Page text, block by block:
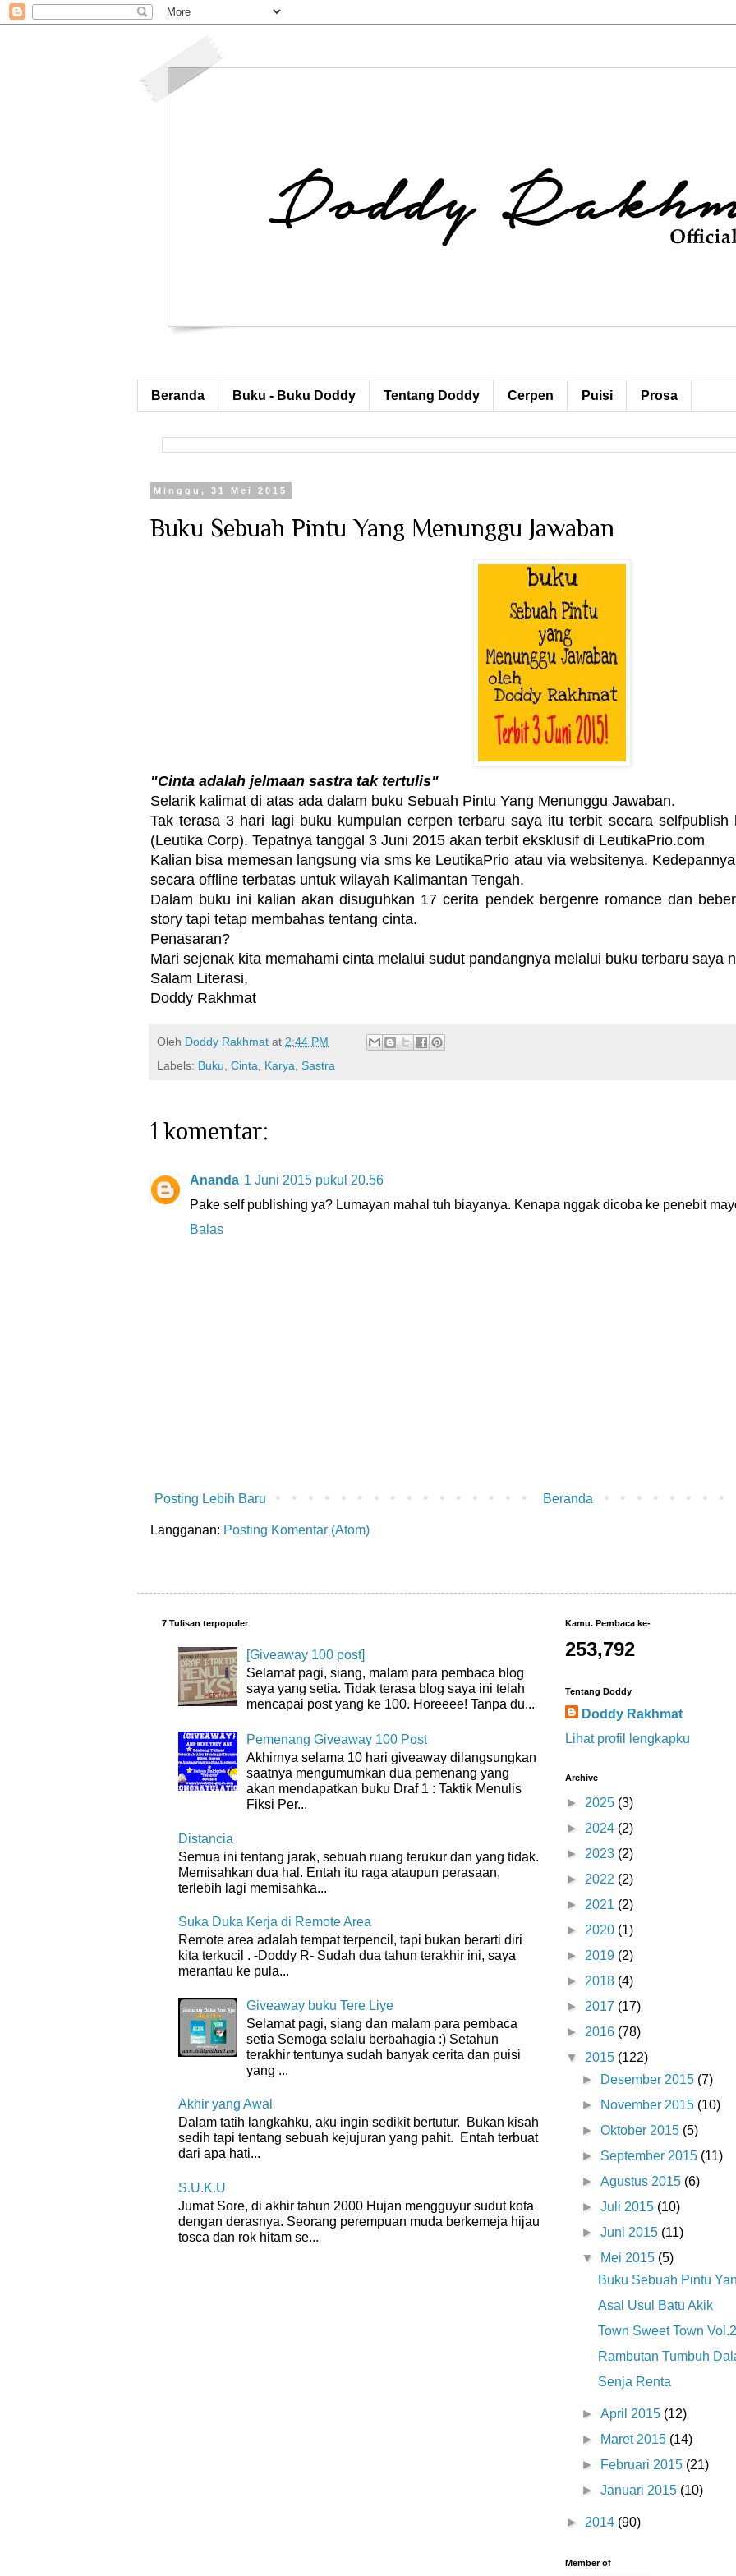
Beranda Buku - Buku Doddy Tentang Doddy Cerpen Puisi Prosa
Minggu, 31 Mei 2015
Buku Sebuah Pintu Yang Menunggu Jawaban
"Cinta adalah jelmaan sastra tak tertulis"
Selarik kalimat di atas ada dalam buku Sebuah Pintu Yang Menunggu Jawaban.
Tak terasa 3 hari lagi buku kumpulan cerpen terbaru saya itu terbit secara selfpublish
(Leutika Corp). Tepatnya tanggal 3 Juni 2015 akan terbit eksklusif di LeutikaPrio.com
Kalian bisa memesan langsung via sms ke LeutikaPrio atau via websitenya.
secara offline terbatas untuk wilayah Kalimantan Tengah.
Dalam buku ini kalian akan disuguhkan 17 cerita pendek bergenre romance dan
story tapi tetap membahas tentang cinta.
Penasaran?
Mari sejenak kita memahami cinta melalui sudut pandangnya melalui buku terbaru saya
Salam Literasi,
Doddy Rakhmat
Oleh Doddy Rakhmat at 2:44 PM
Labels: Buku, Cinta, Karya, Sastra
1 komentar:
Ananda 1 Juni 2015 pukul 20.56
Pake self publishing ya? Lumayan mahal tuh biayanya. Kenapa nggak dicoba ke penebit
Balas
Posting Lebih Baru Beranda
Langganan: Posting Komentar (Atom)
7 Tulisan terpopuler
[Giveaway 100 post]
Selamat pagi, siang, malam para pembaca blog
saya yang setia. Tidak terasa blog saya ini telah
mencapai post yang ke 100. Horeeee! Tanpa du...
Pemenang Giveaway 100 Post
Akhirnya selama 10 hari giveaway dilangsungkan
saatnya mengumumkan dua pemenang yang
akan mendapatkan buku Draf 1 : Taktik Menulis
Fiksi Per...
Distancia
Semua ini tentang jarak, sebuah ruang terukur dan yang tidak.
Memisahkan dua hal. Entah itu raga ataupun perasaan,
terlebih lagi memisahka...
Suka Duka Kerja di Remote Area
Remote area adalah tempat terpencil, tapi bukan berarti diri
kita terkucil . -Doddy R- Sudah dua tahun terakhir ini, saya
merantau ke pula...
Giveaway buku Tere Liye
Selamat pagi, siang dan malam para pembaca
setia Semoga selalu berbahagia :) Setahun
terakhir tentunya sudah banyak cerita dan puisi
yang ...
Akhir yang Awal
Dalam tatih langkahku, aku ingin sedikit bertutur. Bukan kisah
sedih tapi tentang sebuah kejujuran yang pahit. Entah terbuat
dari apa hati...
S.U.K.U
Jumat Sore, di akhir tahun 2000 Hujan mengguyur sudut kota
dengan derasnya. Seorang perempuan muda berkemeja hijau
tosca dan rok hitam se...
Kamu. Pembaca ke-
253,792
Tentang Doddy
Doddy Rakhmat
Lihat profil lengkapku
Archive
► 2025 (3)
► 2024 (2)
► 2023 (2)
► 2022 (2)
► 2021 (2)
► 2020 (1)
► 2019 (2)
► 2018 (4)
► 2017 (17)
► 2016 (78)
▼ 2015 (122)
►
Desember 2015 (7)
►
November 2015 (10)
►Oktober 2015 (5)
► September 2015 (11)
►Agustus 2015 (6)
►Juli 2015 (10)
►Juni 2015 (11)
▼
Mei 2015 (5)
Buku Sebuah Pintu
Asal Usul Batu Akik
Town Sweet Town Vol.2
Rambutan Tumbuh
Senja Renta
►April 2015 (12)
►
Maret 2015 (14)
►
Februari 2015 (21)
►Januari 2015 (10)
► 2014 (90)
Member of